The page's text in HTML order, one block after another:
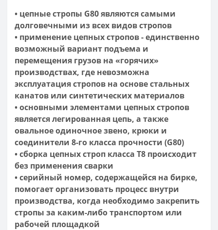
• цепные стропы G80 являются самыми
долговечными из всех видов стропов
• применение цепных стропов - единственно
возможный вариант подъема и
перемещения грузов на «горячих»
производствах, где невозможна
эксплуатация стропов на основе стальных
канатов или синтетических материалов
• основными элементами цепных стропов
является легированная цепь, а также
овальное одиночное звено, крюки и
соединители 8-го класса прочности (G80)
• сборка цепных строп класса Т8 происходит
без применения сварки
• серийный номер, содержащейся на бирке,
помогает организовать процесс внутри
производства, когда необходимо закрепить
стропы за каким-либо транспортом или
рабочей площадкой